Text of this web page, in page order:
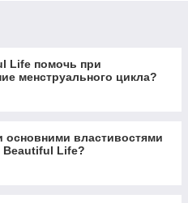
Life помочь при
менструального цикла?
основними властивостями
Beautiful Life?